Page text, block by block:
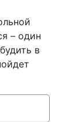
– один
в